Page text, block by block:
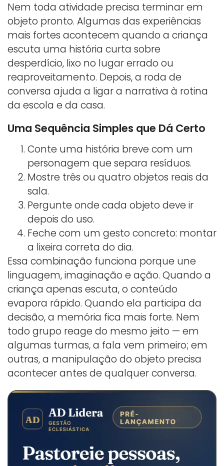
Nem toda atividade precisa terminar em
objeto pronto. Algumas das experiências
mais fortes acontecem quando a criança
escuta uma história curta sobre
desperdício, lixo no lugar errado ou
reaproveitamento. Depois, a roda de
conversa ajuda a ligar a narrativa à rotina
da escola e da casa.
Uma Sequência Simples que Dá Certo
Conte uma história breve com um
personagem que separa resíduos.
Mostre três ou quatro objetos reais da
sala.
Pergunte onde cada objeto deve ir
depois do uso.
Feche com um gesto concreto: montar
a lixeira correta do dia.
Essa combinação funciona porque une
linguagem, imaginação e ação. Quando a
criança apenas escuta, o conteúdo
evapora rápido. Quando ela participa da
decisão, a memória fica mais forte. Nem
todo grupo reage do mesmo jeito — em
algumas turmas, a fala vem primeiro; em
outras, a manipulação do objeto precisa
acontecer antes de qualquer conversa.